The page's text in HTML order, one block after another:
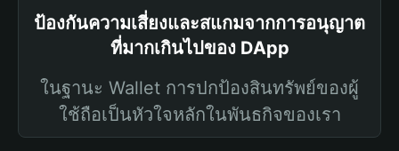
ป้องกันความเสี่ยงและสแกมจากการอนุญาต
ที่มากเกินไปของ DApp
ในฐานะ Wallet การปกป้องสินทรัพย์ของผู้
ใช้ถือเป็นหัวใจหลักในพันธกิจของเรา